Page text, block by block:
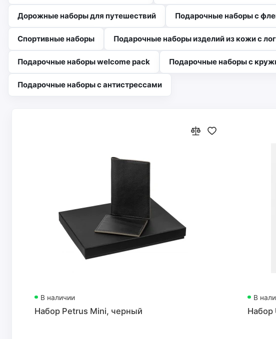
Дорожные наборы для путешествий Подарочные наборы с
Спортивные наборы Подарочные наборы изделий из кожи с
Подарочные наборы welcome pack Подарочные наборы с
Подарочные наборы с антистрессами
В наличии
Набор Petrus Mini, черный
В
Набор